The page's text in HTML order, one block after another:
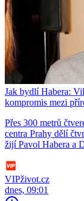
Jak bydlí Habera:
kompromis mezi
Přes 300 metrů
centra Prahy dělí
žijí Pavol Habera a
VIPživot.cz
dnes, 09:01